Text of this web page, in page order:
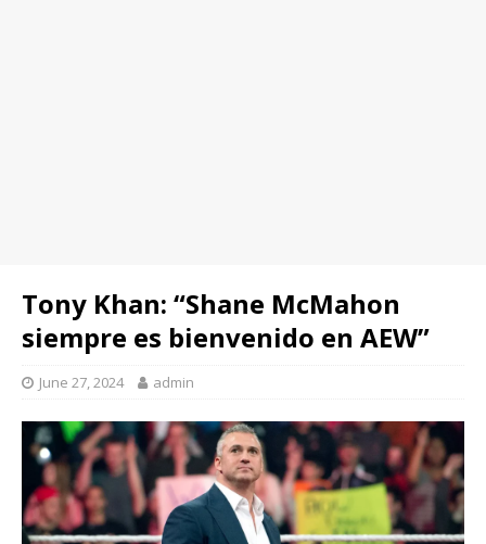
Tony Khan: “Shane McMahon
siempre es bienvenido en AEW”
June 27, 2024 admin